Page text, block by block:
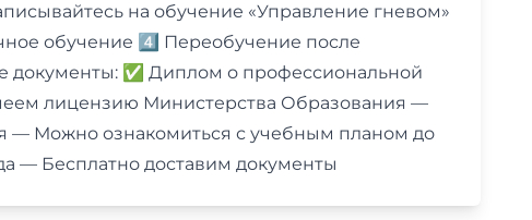
на обучение «Управление гневом»
обучение 4️⃣ Переобучение после
документы: ✅ Диплом о профессиональной
лицензию Министерства Образования —
— Можно ознакомиться с учебным планом до
— Бесплатно доставим документы